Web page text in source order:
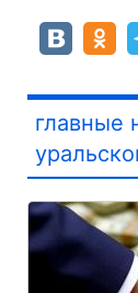
главные